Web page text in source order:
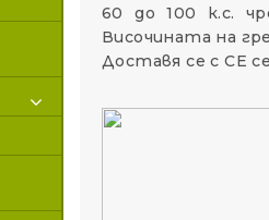
60 до 100 к.с.
Височината на
Доставя се с CE